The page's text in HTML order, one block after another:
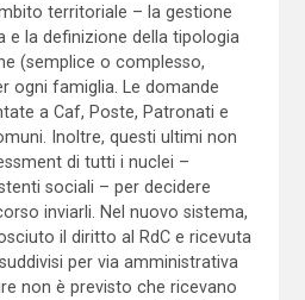
territoriale – la gestione
e la definizione della tipologia
(semplice o complesso,
ogni famiglia. Le domande
a Caf, Poste, Patronati e
Inoltre, questi ultimi non
di tutti i nuclei –
sociali – per decidere
inviarli. Nel nuovo sistema,
il diritto al RdC e ricevuta
per via amministrativa
non è previsto che ricevano